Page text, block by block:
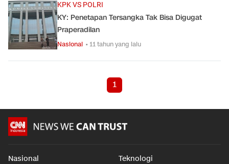
KPK VS POLRI
KY: Penetapan Tersangka Tak Bisa Digugat
Praperadilan
Nasional • 11 tahun yang lalu
1
Nasional Teknologi